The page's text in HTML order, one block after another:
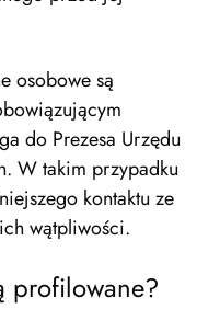
osobowe są
do Prezesa Urzędu
W takim przypadku
kontaktu ze
wątpliwości.
profilowane?